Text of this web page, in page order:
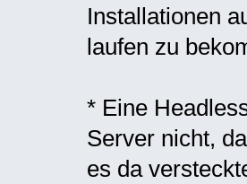
Installationen
laufen zu
* Eine
Server nicht,
es da